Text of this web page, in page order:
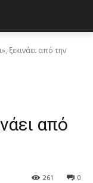
ξεκινάει από την
από
0
261